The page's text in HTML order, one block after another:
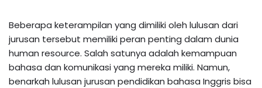
Beberapa keterampilan yang dimiliki oleh lulusan dari
jurusan tersebut memiliki peran penting dalam dunia
human resource. Salah satunya adalah kemampuan
bahasa dan komunikasi yang mereka miliki. Namun,
benarkah lulusan jurusan pendidikan bahasa Inggris bisa